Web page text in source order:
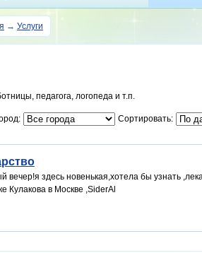
→ Услуги
педагога, логопеда и т.п.
Сортировать:
вечер!я здесь новенькая,хотела бы узнать
Кулакова в Москве ,SiderAl